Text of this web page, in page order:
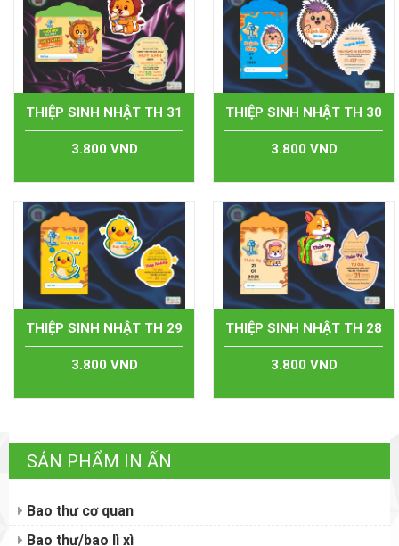
THIỆP SINH NHẬT TH 31
3.800 VND
THIỆP SINH NHẬT TH 30
3.800 VND
THIỆP SINH NHẬT TH 29
3.800 VND
THIỆP SINH NHẬT TH 28
3.800 VND
SẢN PHẨM IN ẤN
Bao thư cơ quan
Bao thư/bao lì xì